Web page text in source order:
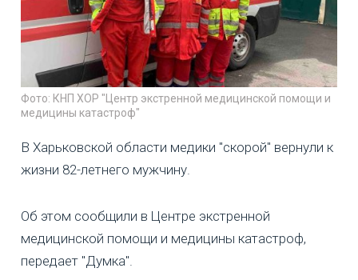
Фото: КНП ХОР "Центр экстренной медицинской помощи и
медицины катастроф"
В Харьковской области медики "скорой" вернули к
жизни 82-летнего мужчину.
Об этом сообщили в Центре экстренной
медицинской помощи и медицины катастроф,
передает "Думка".